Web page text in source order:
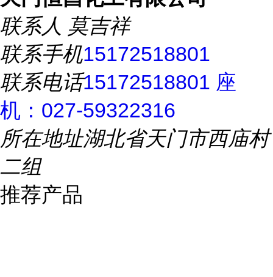
联系人 莫吉祥
联系手机15172518801
联系电话15172518801 座
机：027-59322316
所在地址湖北省天门市西庙村
二组
推荐产品